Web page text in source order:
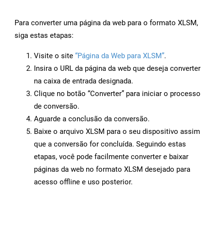
Para converter uma página da web para o formato XLSM,
siga estas etapas:
Visite o site “Página da Web para XLSM”.
Insira o URL da página da web que deseja converter
na caixa de entrada designada.
Clique no botão “Converter” para iniciar o processo
de conversão.
Aguarde a conclusão da conversão.
Baixe o arquivo XLSM para o seu dispositivo assim
que a conversão for concluída. Seguindo estas
etapas, você pode facilmente converter e baixar
páginas da web no formato XLSM desejado para
acesso offline e uso posterior.